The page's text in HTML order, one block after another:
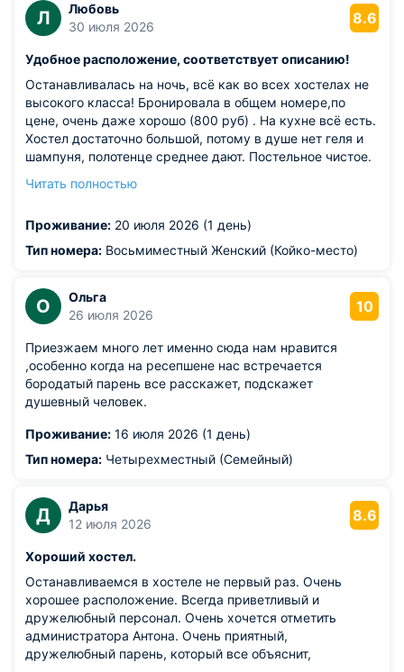
Л
Любовь
30 июля 2026
8.6
Удобное расположение, соответствует описанию!
Останавливалась на ночь, всё как во всех хостелах не
высокого класса! Бронировала в общем номере,по
цене, очень даже хорошо (800 руб) . На кухне всё есть.
Хостел достаточно большой, потому в душе нет геля и
шампуня, полотенце среднее дают. Постельное чистое.
дорогу от хостела!Администратор знает свое дело на
Читать полностью
Проживание: 20 июля 2026 (1 день)
Тип номера: Восьмиместный Женский (Койко-место)
О
Ольга
26 июля 2026
10
Приезжаем много лет именно сюда нам нравится
,особенно когда на ресепшене нас встречается
бородатый парень все расскажет, подскажет
душевный человек.
Проживание: 16 июля 2026 (1 день)
Тип номера: Четырехместный (Семейный)
Д
Дарья
12 июля 2026
8.6
Хороший хостел.
Останавливаемся в хостеле не первый раз. Очень
хорошее расположение. Всегда приветливый и
дружелюбный персонал. Очень хочется отметить
администратора Антона. Очень приятный,
дружелюбный парень, который все объяснит,